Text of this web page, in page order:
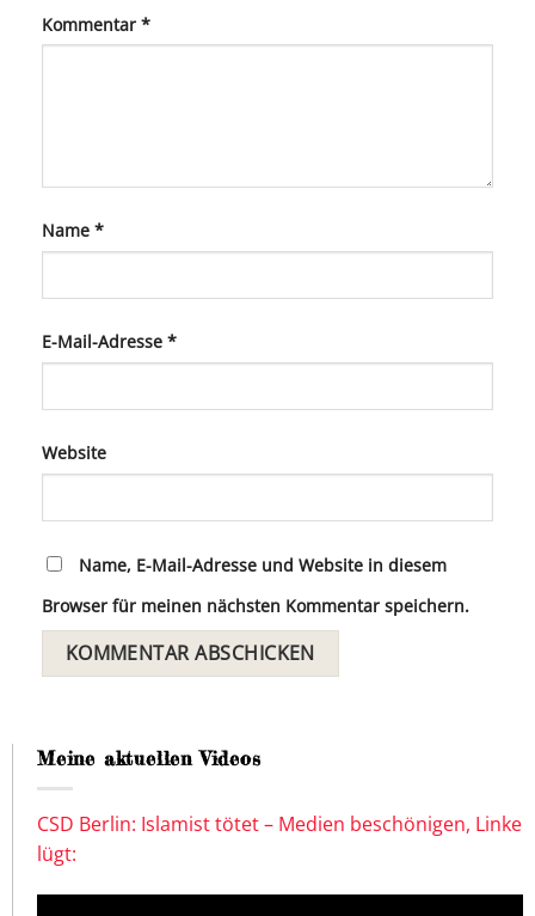
Kommentar *
Name *
E-Mail-Adresse *
Website
Name, E-Mail-Adresse und Website in diesem
Browser für meinen nächsten Kommentar speichern.
Meine aktuellen Videos
CSD Berlin: Islamist tötet – Medien beschönigen, Linke
lügt: